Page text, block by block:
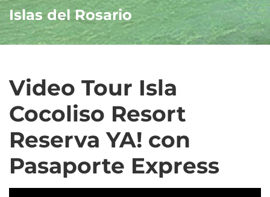
Islas del Rosario
Video Tour Isla
Cocoliso Resort
Reserva YA! con
Pasaporte Express